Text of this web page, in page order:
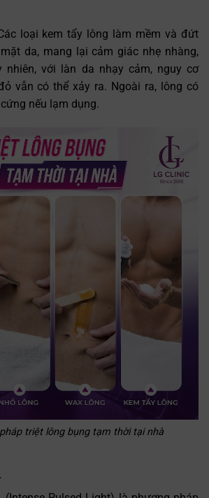
loại kem tẩy lông làm mềm và đứt
da, mang lại cảm giác nhẹ nhàng,
nhiên, với làn da nhạy cảm, nguy cơ
vẫn có thể xảy ra. Ngoài ra, lông có
nếu lạm dụng.
triệt lông bụng tạm thời tại nhà